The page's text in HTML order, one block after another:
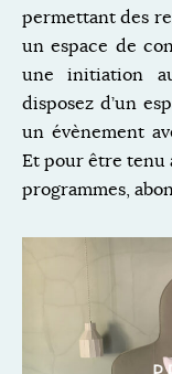
permettant des
un espace de
une initiation
disposez d’un
un évènement
Et pour être tenu
programmes,